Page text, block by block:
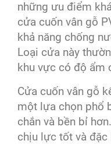
những ưu điểm
cửa cuốn vân gỗ
khả năng chống
Loại cửa này
khu vực có độ ẩm
Cửa cuốn vân gỗ
một lựa chọn phổ
chắn và bền bỉ
chịu lực tốt và